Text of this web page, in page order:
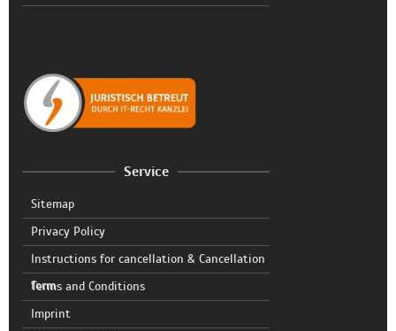
Service
Sitemap
Privacy Policy
Instructions for cancellation & Cancellation
form
Terms and Conditions
Imprint